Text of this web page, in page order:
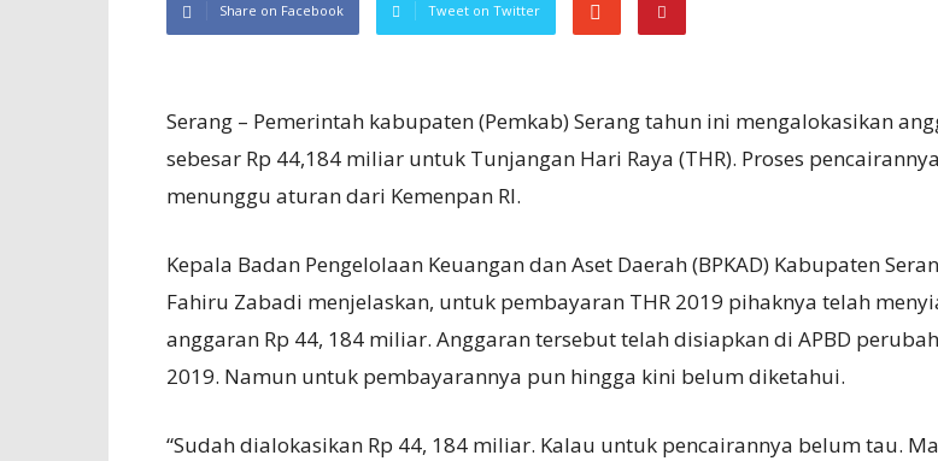
Share on Facebook Tweet on Twitter
Serang – Pemerintah kabupaten (Pemkab) Serang tahun ini mengalokasikan
sebesar Rp 44,184 miliar untuk Tunjangan Hari Raya (THR). Proses
menunggu aturan dari Kemenpan RI.
Kepala Badan Pengelolaan Keuangan dan Aset Daerah (BPKAD) Kabupaten
Fahiru Zabadi menjelaskan, untuk pembayaran THR 2019 pihaknya telah
anggaran Rp 44, 184 miliar. Anggaran tersebut telah disiapkan di APBD
2019. Namun untuk pembayarannya pun hingga kini belum diketahui.
“Sudah dialokasikan Rp 44, 184 miliar. Kalau untuk pencairannya belum tau.